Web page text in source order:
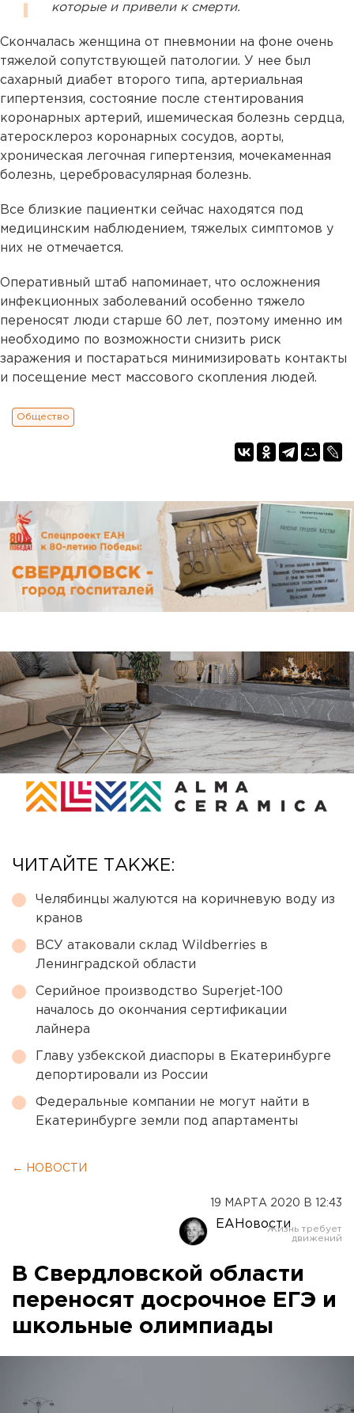
которые и привели к смерти.
Скончалась женщина от пневмонии на фоне очень
тяжелой сопутствующей патологии. У нее был
сахарный диабет второго типа, артериальная
гипертензия, состояние после стентирования
коронарных артерий, ишемическая болезнь сердца,
атеросклероз коронарных сосудов, аорты,
хроническая легочная гипертензия, мочекаменная
болезнь, церебровасулярная болезнь.
Все близкие пациентки сейчас находятся под
медицинским наблюдением, тяжелых симптомов у
них не отмечается.
Оперативный штаб напоминает, что осложнения
инфекционных заболеваний особенно тяжело
переносят люди старше 60 лет, поэтому именно им
необходимо по возможности снизить риск
заражения и постараться минимизировать контакты
и посещение мест массового скопления людей.
Общество
ЧИТАЙТЕ ТАКЖЕ:
Челябинцы жалуются на коричневую воду из
кранов
ВСУ атаковали склад Wildberries в
Ленинградской области
Серийное производство Superjet-100
началось до окончания сертификации
лайнера
Главу узбекской диаспоры в Екатеринбурге
депортировали из России
Федеральные компании не могут найти в
Екатеринбурге земли под апартаменты
← НОВОСТИ
19 МАРТА 2020 В 12:43
ЕАНовости
В Свердловской области
переносят досрочное ЕГЭ и
школьные олимпиады